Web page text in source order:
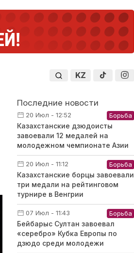
KZ
Последние новости
20 Июл - 12:52 Борьба
Казахстанские дзюдоисты
завоевали 12 медалей на
молодежном чемпионате Азии
20 Июл - 11:12 Борьба
Казахстанские борцы завоевали
три медали на рейтинговом
турнире в Венгрии
07 Июл - 11:43 Борьба
Бейбарыс Султан завоевал
«серебро» Кубка Европы по
дзюдо среди молодежи